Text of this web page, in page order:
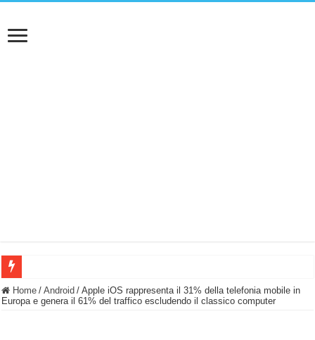
BASTA FATICARE! Questo robot tagliaerba lo appoggi e fa tutto lui! (Senza
Home / Android / Apple iOS rappresenta il 31% della telefonia mobile in
Europa e genera il 61% del traffico escludendo il classico computer